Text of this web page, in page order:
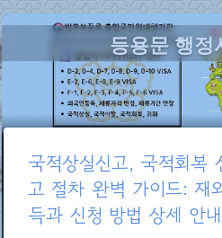
등용문 행정
국적상실신고, 국적회복
고 절차 완벽 가이드: 재
득과 신청 방법 상세 안내